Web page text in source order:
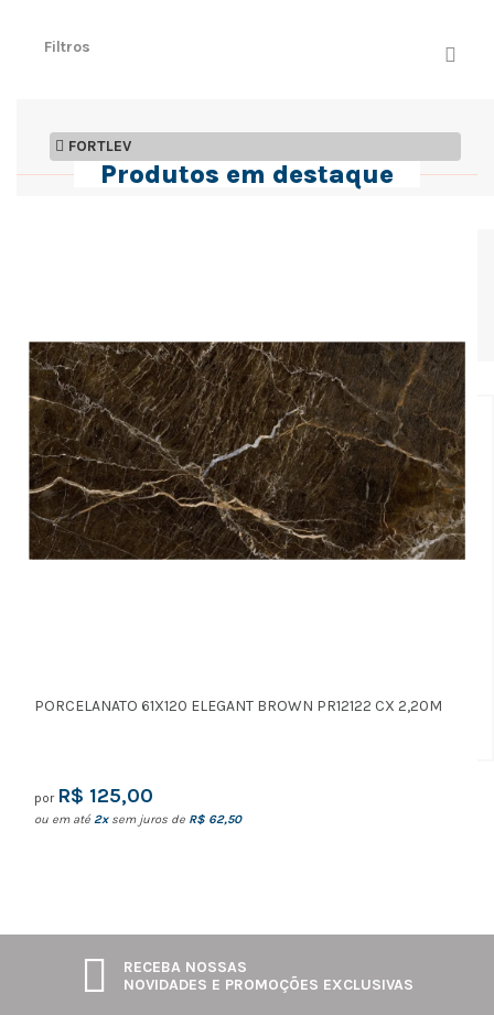
Filtros
FORTLEV
Filtros
Preço
até
FORTLEV (5)
Produtos em destaque
PORCELANATO 61X120 ELEGANT BROWN PR12122 CX 2,20M
por R$ 125,00
ou em até2xsem juros de R$ 62,50
RECEBA NOSSAS
NOVIDADES E PROMOÇÕES EXCLUSIVAS